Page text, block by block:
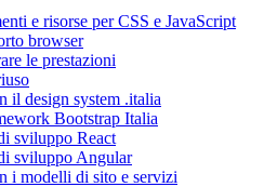
e risorse per CSS e JavaScript
browser
le prestazioni
il design system .italia
Bootstrap Italia
sviluppo React
sviluppo Angular
i modelli di sito e servizi